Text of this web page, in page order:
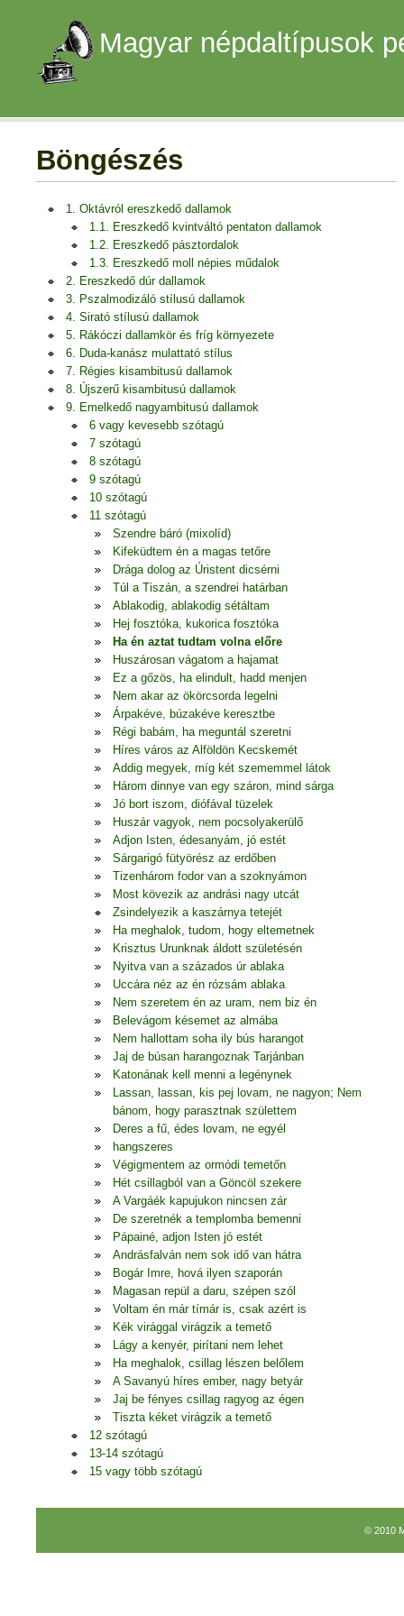
Magyar népdaltípusok
Böngészés
1. Oktávról ereszkedő dallamok
1.1. Ereszkedő kvintváltó pentaton dallamok
1.2. Ereszkedő pásztordalok
1.3. Ereszkedő moll népies műdalok
2. Ereszkedő dúr dallamok
3. Pszalmodizáló stílusú dallamok
4. Sirató stílusú dallamok
5. Rákóczi dallamkör és fríg környezete
6. Duda-kanász mulattató stílus
7. Régies kisambitusú dallamok
8. Újszerű kisambitusú dallamok
9. Emelkedő nagyambitusú dallamok
6 vagy kevesebb szótagú
7 szótagú
8 szótagú
9 szótagú
10 szótagú
11 szótagú
Szendre báró (mixolíd)
Kifeküdtem én a magas tetőre
Drága dolog az Úristent dicsérni
Túl a Tiszán, a szendrei határban
Ablakodig, ablakodig sétáltam
Hej fosztóka, kukorica fosztóka
Ha én aztat tudtam volna előre
Huszárosan vágatom a hajamat
Ez a gőzös, ha elindult, hadd menjen
Nem akar az ökörcsorda legelni
Árpakéve, búzakéve keresztbe
Régi babám, ha meguntál szeretni
Híres város az Alföldön Kecskemét
Addig megyek, míg két szememmel látok
Három dinnye van egy száron, mind sárga
Jó bort iszom, diófával tüzelek
Huszár vagyok, nem pocsolyakerülő
Adjon Isten, édesanyám, jó estét
Sárgarigó fütyörész az erdőben
Tizenhárom fodor van a szoknyámon
Most kövezik az andrási nagy utcát
Zsindelyezik a kaszárnya tetejét
Ha meghalok, tudom, hogy eltemetnek
Krisztus Urunknak áldott születésén
Nyitva van a százados úr ablaka
Uccára néz az én rózsám ablaka
Nem szeretem én az uram, nem biz én
Belevágom késemet az almába
Nem hallottam soha ily bús harangot
Jaj de búsan harangoznak Tarjánban
Katonának kell menni a legénynek
Lassan, lassan, kis pej lovam, ne nagyon; Nem
bánom, hogy parasztnak születtem
Deres a fű, édes lovam, ne egyél
hangszeres
Végigmentem az ormódi temetőn
Hét csillagból van a Göncöl szekere
A Vargáék kapujukon nincsen zár
De szeretnék a templomba bemenni
Pápainé, adjon Isten jó estét
Andrásfalván nem sok idő van hátra
Bogár Imre, hová ilyen szaporán
Magasan repül a daru, szépen szól
Voltam én már tímár is, csak azért is
Kék virággal virágzik a temető
Lágy a kenyér, pirítani nem lehet
Ha meghalok, csillag lészen belőlem
A Savanyú híres ember, nagy betyár
Jaj be fényes csillag ragyog az égen
Tiszta kéket virágzik a temető
12 szótagú
13-14 szótagú
15 vagy több szótagú
© 2010